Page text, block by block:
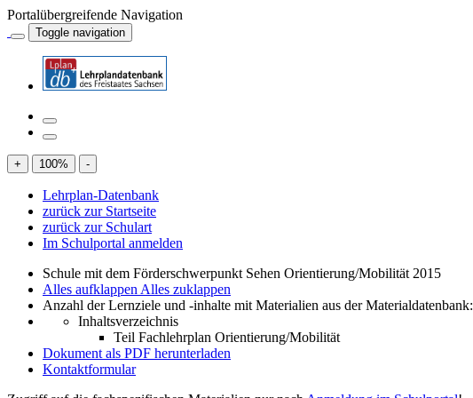
Portalübergreifende Navigation
Toggle navigation
+ 100% -
Lehrplan-Datenbank
zurück zur Startseite
zurück zur Schulart
Im Schulportal anmelden
Schule mit dem Förderschwerpunkt Sehen Orientierung/Mobilität 2015
Alles aufklappen Alles zuklappen
Anzahl der Lernziele und -inhalte mit Materialien aus der
Inhaltsverzeichnis
Teil Fachlehrplan Orientierung/Mobilität
Dokument als PDF herunterladen
Kontaktformular